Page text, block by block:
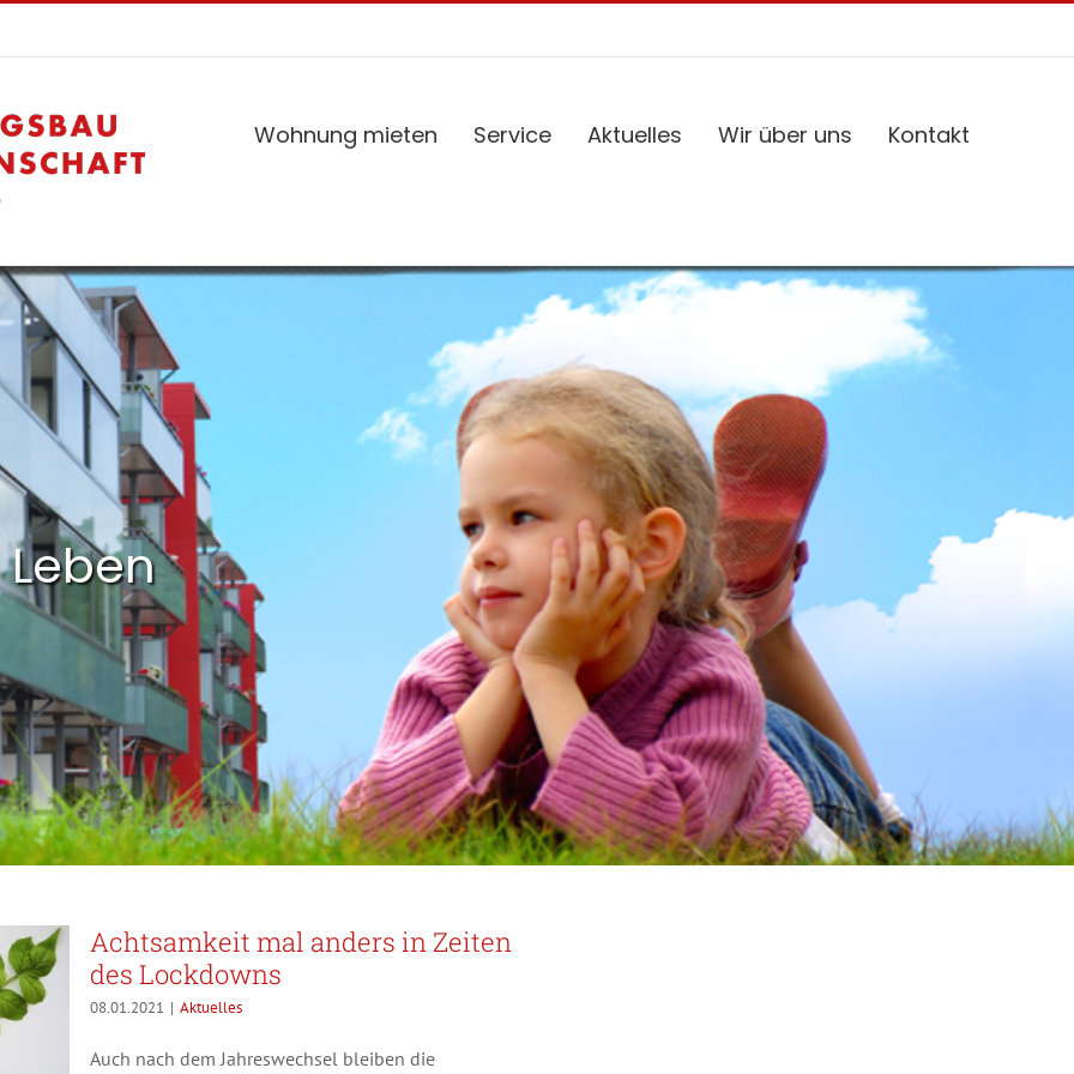
Wohnung mieten Service Aktuelles Wir über uns Kontakt
Achtsamkeit mal anders in Zeiten
des Lockdowns
08.01.2021 | Aktuelles
Auch nach dem Jahreswechsel bleiben die